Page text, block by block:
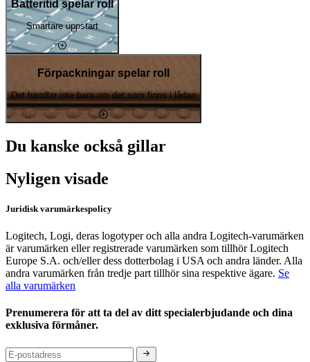
Batteritid spelar roll
Smartare uppstart
Förpackningar spelar roll
Det handlar inte bara om det som finns i lådan
Du kanske också gillar
Nyligen visade
Juridisk varumärkespolicy
Logitech, Logi, deras logotyper och alla andra Logitech-varumärken
är varumärken eller registrerade varumärken som tillhör Logitech
Europe S.A. och/eller dess dotterbolag i USA och andra länder. Alla
andra varumärken från tredje part tillhör sina respektive ägare. Se
alla varumärken
Prenumerera för att ta del av ditt specialerbjudande och dina
exklusiva förmåner.